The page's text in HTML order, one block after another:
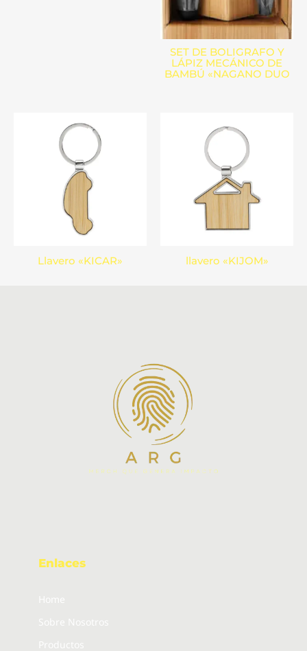
SET DE BOLIGRAFO Y
LÁPIZ MECÁNICO DE
BAMBÚ «NAGANO DUO
Llavero «KICAR» llavero «KIJOM»
Enlaces
Home
Sobre Nosotros
Productos